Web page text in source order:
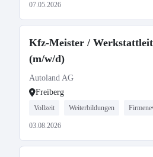
07.05.2026
Kfz-Meister /
(m/w/d)
Autoland AG
Freiberg
Vollzeit Weiterbildungen
03.08.2026